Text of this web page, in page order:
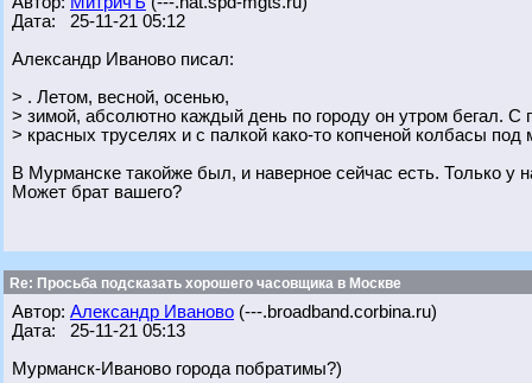
Дата: 25-11-21 05:12
Александр Иваново писал:
> . Летом, весной, осенью,
> зимой, абсолютно каждый день по городу он утром бегал. С
> красных труселях и с палкой како-то копченой колбасы
В Мурманске такойже был, и наверное сейчас есть. Только у
Может брат вашего?
Re: Просьба подсказать хорошего часовщика в Москве
Автор: Александр Иваново (---.broadband.corbina.ru)
Дата: 25-11-21 05:13
Мурманск-Иваново города побратимы?)